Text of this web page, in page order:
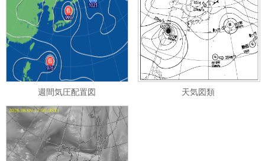
週間気圧配置図 天気図類